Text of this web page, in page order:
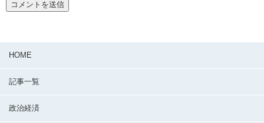
HOME
記事一覧
政治経済